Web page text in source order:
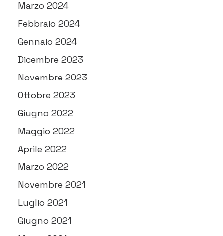
Marzo 2024
Febbraio 2024
Gennaio 2024
Dicembre 2023
Novembre 2023
Ottobre 2023
Giugno 2022
Maggio 2022
Aprile 2022
Marzo 2022
Novembre 2021
Luglio 2021
Giugno 2021